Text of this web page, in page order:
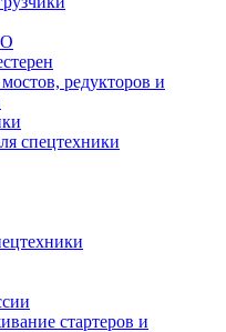
редукторов и
спецтехники
стартеров и